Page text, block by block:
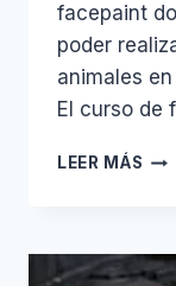
facepaint
poder
animales
El curso de
LEER MÁS